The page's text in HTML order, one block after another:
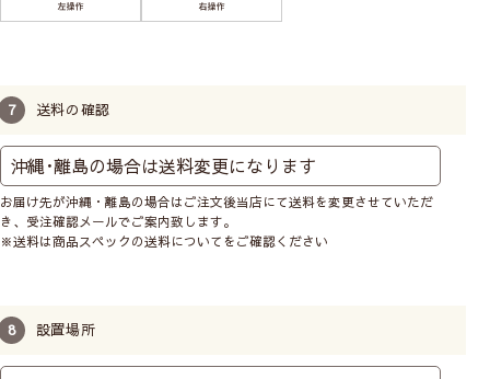
送料の確認
お届け先が沖縄・離島の場合はご注文後当店にて送料を変更させていただ
き、受注確認メールでご案内致します。
※送料は商品スペックの送料についてをご確認ください
設置場所